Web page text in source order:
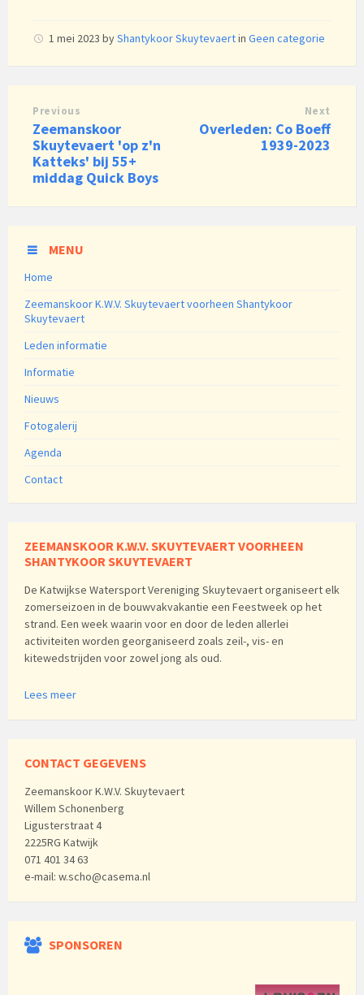
1 mei 2023 byShantykoor Skuytevaertin Geen categorie
Previous
Zeemanskoor
Skuytevaert 'op z'n
Katteks' bij 55+
middag Quick Boys
Next
Overleden: Co Boeff
1939-2023
MENU
Home
Zeemanskoor K.W.V. Skuytevaert voorheen Shantykoor
Skuytevaert
Leden informatie
Informatie
Nieuws
Fotogalerij
Agenda
Contact
ZEEMANSKOOR K.W.V. SKUYTEVAERT VOORHEEN
SHANTYKOOR SKUYTEVAERT
De Katwijkse Watersport Vereniging Skuytevaert organiseert elk
zomerseizoen in de bouwvakvakantie een Feestweek op het
strand. Een week waarin voor en door de leden allerlei
activiteiten worden georganiseerd zoals zeil-, vis- en
kitewedstrijden voor zowel jong als oud.
Lees meer
CONTACT GEGEVENS
Zeemanskoor K.W.V. Skuytevaert
Willem Schonenberg
Ligusterstraat 4
2225RG Katwijk
071 401 34 63
e-mail: w.scho@casema.nl
SPONSOREN